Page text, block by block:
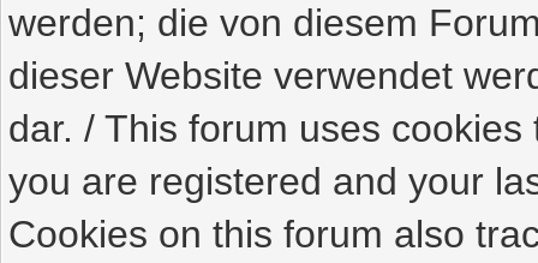
werden; die von diesem
dieser Website verwendet
dar. / This forum uses
you are registered and your
Cookies on this forum also